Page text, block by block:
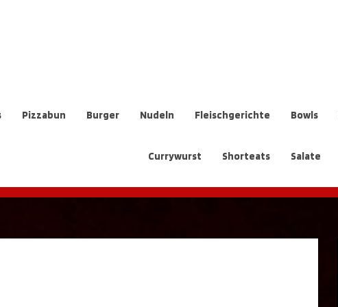
Pizzabun Burger Nudeln Fleischgerichte Bowls
Currywurst Shorteats Salate